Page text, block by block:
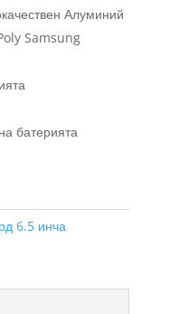
Алуминий
Samsung
батерията
6.5 инча